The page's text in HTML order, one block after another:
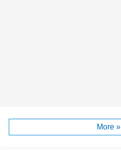
More »